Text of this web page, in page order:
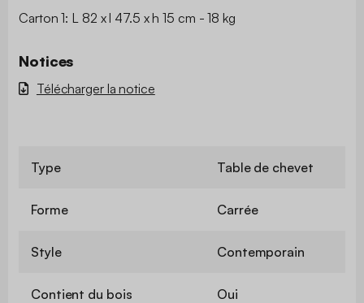
Carton 1: L 82 x l 47.5 x h 15 cm - 18 kg
Notices
Télécharger la notice
Type Table de chevet
Forme Carrée
Style Contemporain
Contient du bois Oui